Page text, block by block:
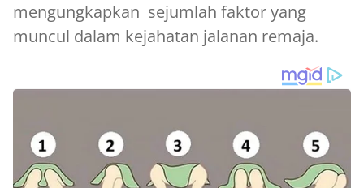
mengungkapkan sejumlah faktor yang
muncul dalam kejahatan jalanan remaja.